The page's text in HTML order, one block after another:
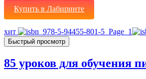
Купить в Лабиринте
хит
Быстрый просмотр
85 уроков для обучения